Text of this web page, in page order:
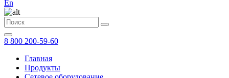
En
8 800 200-59-60
Главная
Продукты